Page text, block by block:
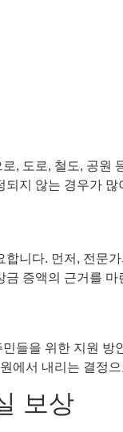
, 도로, 철도, 공
지 않는 경우가
니다. 먼저, 전문
증액의 근거를 마
들을 위한 지원
에서 내리는 결정
보상